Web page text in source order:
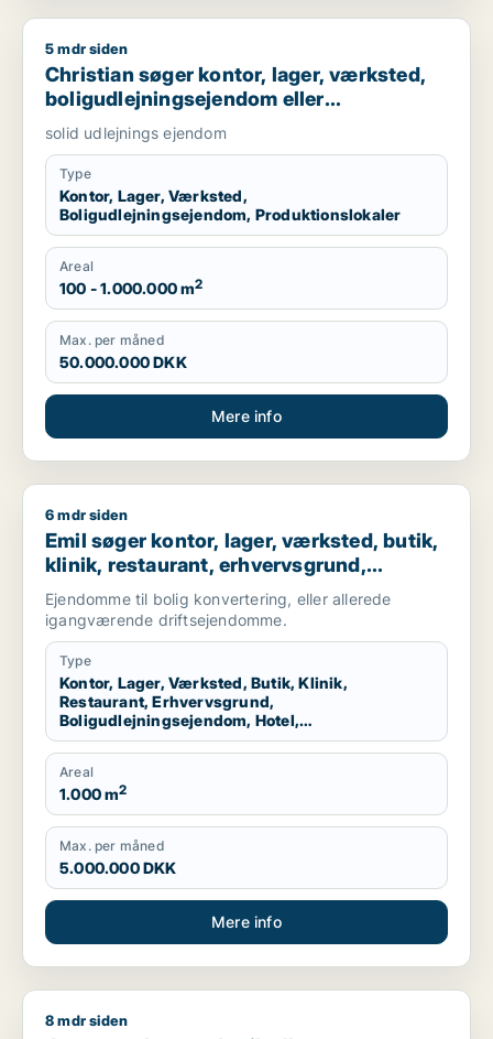
Christian søger kontor, lager, værksted,
5 mdr siden
Christian søger kontor, lager, værksted,
boligudlejningsejendom eller
produktionslokaler til salg i Nordsjælland,
Roskilde eller Holbæk
solid udlejnings ejendom
Type
Kontor, Lager, Værksted,
Boligudlejningsejendom, Produktionslokaler
Areal
100 - 1.000.000 m2
Max. per måned
50.000.000 DKK
Mere info
Emil søger kontor, lager, værksted, butik, klinik,
6 mdr siden
Emil søger kontor, lager, værksted, butik,
klinik, restaurant, erhvervsgrund,
boligudlejningsejendom, hotel,
produktionslokaler eller garage til salg i
Nordsjælland
Ejendomme til bolig konvertering, eller allerede
igangværende driftsejendomme.
Type
Kontor, Lager, Værksted, Butik, Klinik,
Restaurant, Erhvervsgrund,
Boligudlejningsejendom, Hotel,
Produktionslokaler, Garage
Areal
1.000 m2
Max. per måned
5.000.000 DKK
Mere info
Jeg søger kontor, butik eller undervisningslokale til salg i
8 mdr siden